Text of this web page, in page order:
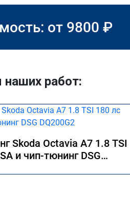
от 9800 ₽
работ:
Skoda Octavia A7 1.8 TSI
и чип-тюнинг DSG